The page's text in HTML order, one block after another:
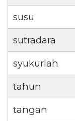
susu
sutradara
syukurlah
tahun
tangan